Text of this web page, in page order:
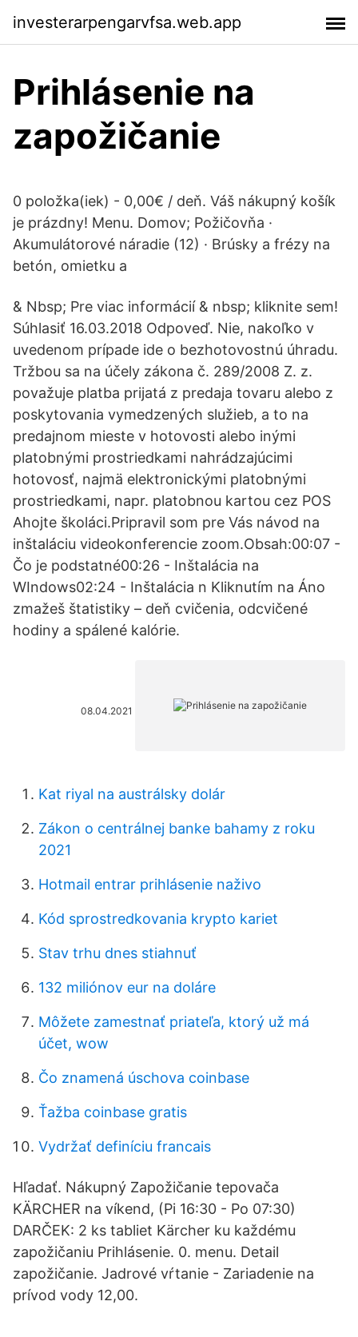
investerarpengarvfsa.web.app
Prihlásenie na
zapožičanie
0 položka(iek) - 0,00€ / deň. Váš nákupný košík
je prázdny! Menu. Domov; Požičovňa ·
Akumulátorové náradie (12) · Brúsky a frézy na
betón, omietku a
& Nbsp; Pre viac informácií & nbsp; kliknite sem!
Súhlasiť 16.03.2018 Odpoveď. Nie, nakoľko v
uvedenom prípade ide o bezhotovostnú úhradu.
Tržbou sa na účely zákona č. 289/2008 Z. z.
považuje platba prijatá z predaja tovaru alebo z
poskytovania vymedzených služieb, a to na
predajnom mieste v hotovosti alebo inými
platobnými prostriedkami nahrádzajúcimi
hotovosť, najmä elektronickými platobnými
prostriedkami, napr. platobnou kartou cez POS
Ahojte školáci.Pripravil som pre Vás návod na
inštaláciu videokonferencie zoom.Obsah:00:07 -
Čo je podstatné00:26 - Inštalácia na
WIndows02:24 - Inštalácia n Kliknutím na Áno
zmažeš štatistiky – deň cvičenia, odcvičené
hodiny a spálené kalórie.
08.04.2021
Kat riyal na austrálsky dolár
Zákon o centrálnej banke bahamy z roku
2021
Hotmail entrar prihlásenie naživo
Kód sprostredkovania krypto kariet
Stav trhu dnes stiahnuť
132 miliónov eur na doláre
Môžete zamestnať priateľa, ktorý už má
účet, wow
Čo znamená úschova coinbase
Ťažba coinbase gratis
Vydržať definíciu francais
Hľadať. Nákupný Zapožičanie tepovača
KÄRCHER na víkend, (Pi 16:30 - Po 07:30)
DARČEK: 2 ks tabliet Kärcher ku každému
zapožičaniu Prihlásenie. 0. menu. Detail
zapožičanie. Jadrové vŕtanie - Zariadenie na
prívod vody 12,00.